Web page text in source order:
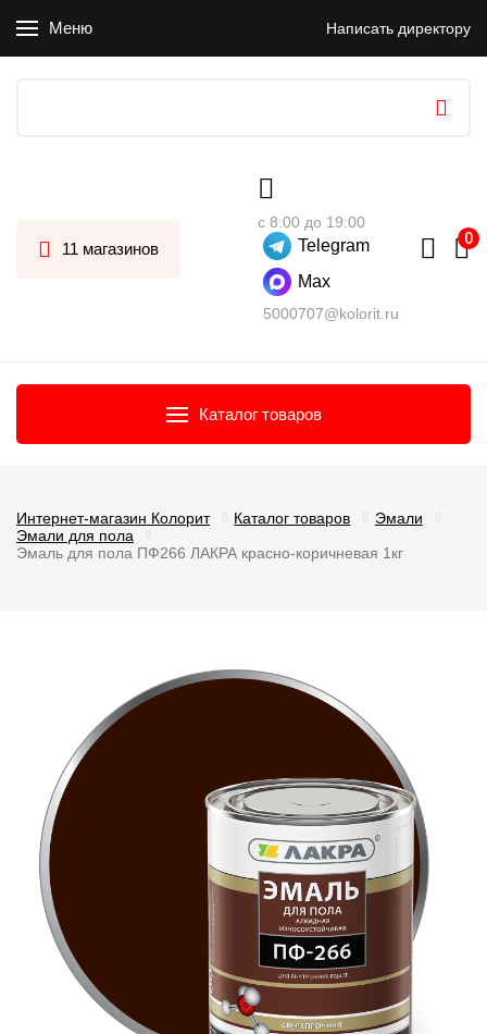
Меню Написать директору
11 магазинов
с 8:00 до 19:00
Telegram
Max
5000707@kolorit.ru
Каталог товаров
Интернет-магазин Колорит Каталог товаров
Эмали
Эмали для пола
Эмаль для пола ПФ266 ЛАКРА красно-коричневая 1кг